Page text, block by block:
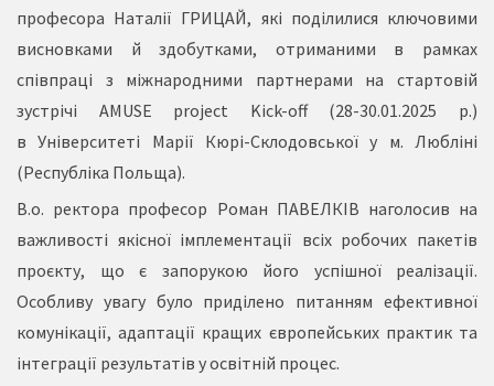
професора Наталії ГРИЦАЙ, які поділилися ключовими
висновками й здобутками, отриманими в рамках
співпраці з міжнародними партнерами на стартовій
зустрічі AMUSE project Kick-off (28-30.01.2025 р.)
в Університеті Марії Кюрі-Склодовської у м. Любліні
(Республіка Польща).
В.о. ректора професор Роман ПАВЕЛКІВ наголосив на
важливості якісної імплементації всіх робочих пакетів
проєкту, що є запорукою його успішної реалізації.
Особливу увагу було приділено питанням ефективної
комунікації, адаптації кращих європейських практик та
інтеграції результатів у освітній процес.